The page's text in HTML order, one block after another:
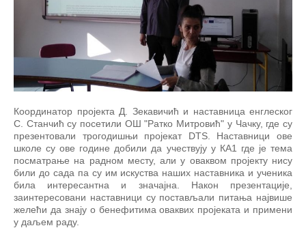
Координатор пројекта Д. Зекавичић и наставница енглеског
С. Станчић су посетили ОШ "Ратко Митровић" у Чачку, где су
презентовали трогодишњи пројекат DTS. Наставници ове
школе су ове године добили да учествују у КА1 где је тема
посматрање на радном месту, али у оваквом пројекту нису
били до сада па су им искуства наших наставника и ученика
била интересантна и значајна. Након презентације,
заинтересовани наставници су постављали питања највише
желећи да знају о бенефитима оваквих пројеката и примени
у даљем раду.